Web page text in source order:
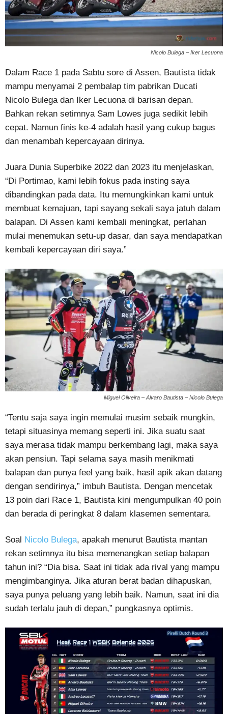
Nicolo Bulega – Iker Lecuona
Dalam Race 1 pada Sabtu sore di Assen, Bautista tidak
mampu menyamai 2 pembalap tim pabrikan Ducati
Nicolo Bulega dan Iker Lecuona di barisan depan.
Bahkan rekan setimnya Sam Lowes juga sedikit lebih
cepat. Namun finis ke-4 adalah hasil yang cukup bagus
dan menambah kepercayaan dirinya.
Juara Dunia Superbike 2022 dan 2023 itu menjelaskan,
“Di Portimao, kami lebih fokus pada insting saya
dibandingkan pada data. Itu memungkinkan kami untuk
membuat kemajuan, tapi sayang sekali saya jatuh dalam
balapan. Di Assen kami kembali meningkat, perlahan
mulai menemukan setu-up dasar, dan saya mendapatkan
kembali kepercayaan diri saya.”
Miguel Oliveira – Alvaro Bautista – Nicolo Bulega
“Tentu saja saya ingin memulai musim sebaik mungkin,
tetapi situasinya memang seperti ini. Jika suatu saat
saya merasa tidak mampu berkembang lagi, maka saya
akan pensiun. Tapi selama saya masih menikmati
balapan dan punya feel yang baik, hasil apik akan datang
dengan sendirinya,” imbuh Bautista. Dengan mencetak
13 poin dari Race 1, Bautista kini mengumpulkan 40 poin
dan berada di peringkat 8 dalam klasemen sementara.
Soal Nicolo Bulega, apakah menurut Bautista mantan
rekan setimnya itu bisa memenangkan setiap balapan
tahun ini? “Dia bisa. Saat ini tidak ada rival yang mampu
mengimbanginya. Jika aturan berat badan dihapuskan,
saya punya peluang yang lebih baik. Namun, saat ini dia
sudah terlalu jauh di depan,” pungkasnya optimis.